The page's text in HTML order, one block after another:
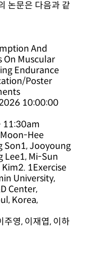
논문은 다음과 같
And
On Muscular
Endurance
Poster
10:00:00
11:30am
Hee
Son1, Jooyoung
Lee1, Mi-Sun
1Exercise
University,
Center,
Korea,
주영, 이재엽, 이하